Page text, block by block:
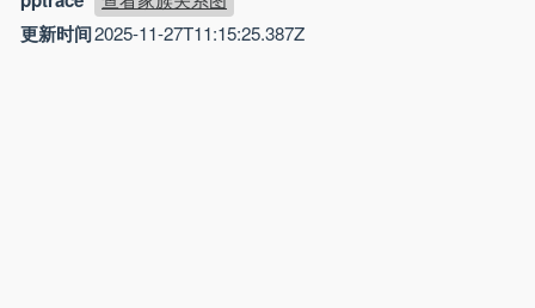
更新时间2025-11-27T11:15:25.387Z